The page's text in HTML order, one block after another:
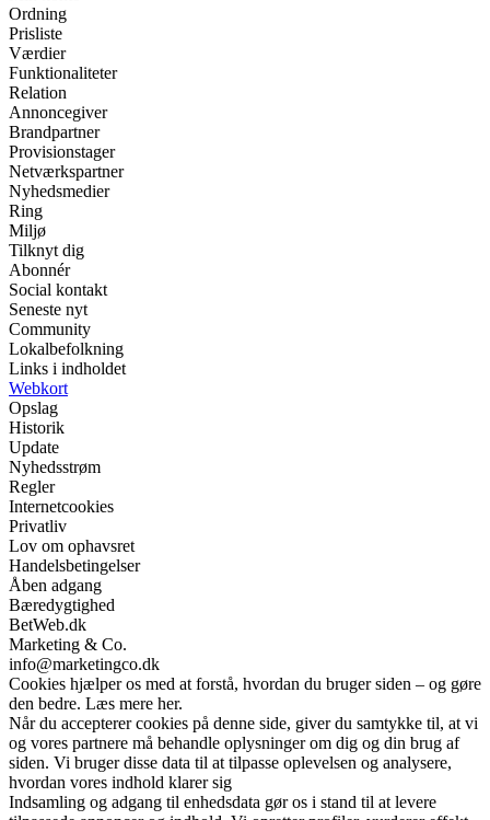
Ordning
Prisliste
Værdier
Funktionaliteter
Relation
Annoncegiver
Brandpartner
Provisionstager
Netværkspartner
Nyhedsmedier
Ring
Miljø
Tilknyt dig
Abonnér
Social kontakt
Seneste nyt
Community
Lokalbefolkning
Links i indholdet
Webkort
Opslag
Historik
Update
Nyhedsstrøm
Regler
Internetcookies
Privatliv
Lov om ophavsret
Handelsbetingelser
Åben adgang
Bæredygtighed
BetWeb.dk
Marketing & Co.
info@marketingco.dk
Cookies hjælper os med at forstå, hvordan du bruger siden – og gøre
den bedre. Læs mere her.
Når du accepterer cookies på denne side, giver du samtykke til, at vi
og vores partnere må behandle oplysninger om dig og din brug af
siden. Vi bruger disse data til at tilpasse oplevelsen og analysere,
hvordan vores indhold klarer sig
Indsamling og adgang til enhedsdata gør os i stand til at levere